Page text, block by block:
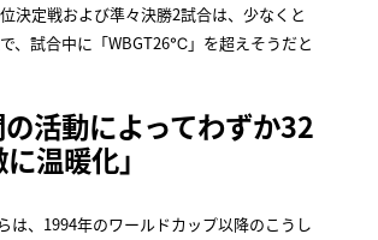
決定戦および準々決勝2試合は、少なくと
、試合中に「WBGT26℃」を超えそうだと
活動によってわずか32
温暖化」
は、1994年のワールドカップ以降のこうし